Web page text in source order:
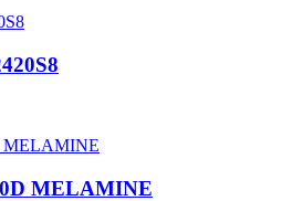
MELAMINE